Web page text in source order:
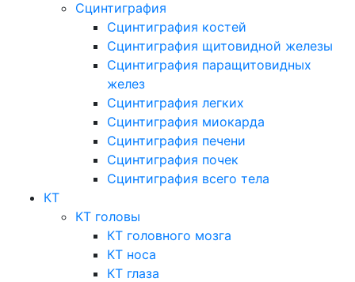
Сцинтиграфия
Сцинтиграфия костей
Сцинтиграфия щитовидной железы
Сцинтиграфия паращитовидных
желез
Сцинтиграфия легких
Сцинтиграфия миокарда
Сцинтиграфия печени
Сцинтиграфия почек
Сцинтиграфия всего тела
КТ
КТ головы
КТ головного мозга
КТ носа
КТ глаза